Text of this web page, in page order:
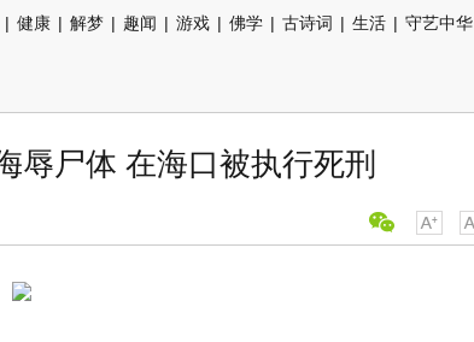
| 健康 | 解梦 | 趣闻 | 游戏 | 佛学 | 古诗词 | 生活 | 守艺中华
辱尸体 在海口被执行死刑